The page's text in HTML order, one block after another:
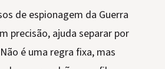
de espionagem da Guerra
precisão, ajuda separar por
é uma regra fixa, mas